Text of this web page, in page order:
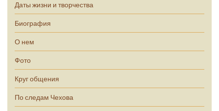
Даты жизни и творчества
Биография
О нем
Фото
Круг общения
По следам Чехова